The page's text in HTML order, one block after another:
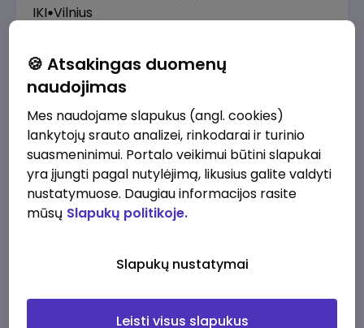
IKI Vilnius
prieš 3 val.
Prekybos procesų specialistas (-ė)
IKI Vilnius
2200 - 2500 €/mėn. Prieš mokesčius
🍪 Atsakingas duomenų
naudojimas
Mes naudojame slapukus (angl. cookies)
lankytojų srauto analizei, rinkodarai ir turinio
suasmeninimui. Portalo veikimui būtini slapukai
yra įjungti pagal nutylėjimą, likusius galite valdyti
nustatymuose. Daugiau informacijos rasite
mūsų Slapukų politikoje.
Slapukų nustatymai
Leisti visus slapukus